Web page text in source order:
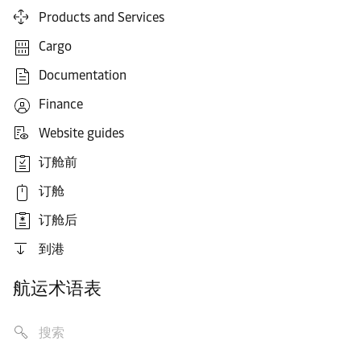
Products and Services
Cargo
Documentation
Finance
Website guides
订舱前
订舱
订舱后
到港
航运术语表